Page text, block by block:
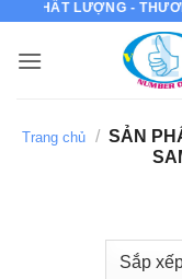
nội
CHẤT LƯỢNG -
Trang chủ / SẢN